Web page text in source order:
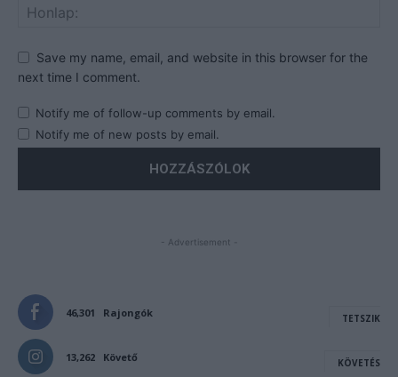
Save my name, email, and website in this browser for the
next time I comment.
Notify me of follow-up comments by email.
Notify me of new posts by email.
- Advertisement -
46,301 Rajongók TETSZIK
13,262 Követő KÖVETÉS